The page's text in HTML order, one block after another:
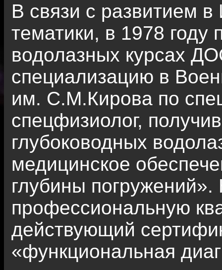
В связи с развитием
тематики, в 1978
водолазных курсах
специализацию в
им. С.М.Кирова по
спецфизиолог,
глубоководных
медицинское
глубины
профессиональную
действующий
«функциональная